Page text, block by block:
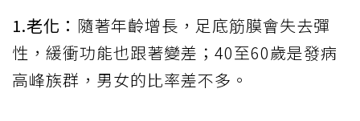
1.老化： 隨著年齡增長，足底筋膜會失去彈
性，緩衝功能也跟著變差；40至60歲是發病
高峰族群，男女的比率差不多。